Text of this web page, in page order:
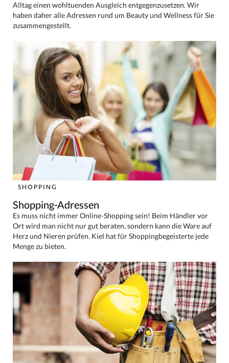
Alltag einen wohltuenden Ausgleich entgegenzusetzen. Wir
haben daher alle Adressen rund um Beauty und Wellness für Sie
zusammengestellt.
SHOPPING
Shopping-Adressen
Es muss nicht immer Online-Shopping sein! Beim Händler vor
Ort wird man nicht nur gut beraten, sondern kann die Ware auf
Herz und Nieren prüfen. Kiel hat für Shoppingbegeisterte jede
Menge zu bieten.